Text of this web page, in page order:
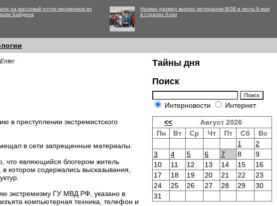
на массовый отток чиновников из
Байдена
Назван размер выплат ветеранам ВОВ в честь 9 мая
в странах Азии
в преступлении экстремистского
в сети запрещенные материалы.
что являющийся блогером житель
котором содержались высказывания,
экстремизму ГУ МВД РФ, указано в
компьютерная техника, телефон и
Тайны дня
Поиск
Интерновости Интернет
<<
Август 2026
Пн
Вт Ср Чт Пт Сб
Вс
1
2
3
4 5 6 7 8
9
10
11 12 13 14 15
16
17
18 19 20 21 22
23
24
25 26 27 28 29
30
31